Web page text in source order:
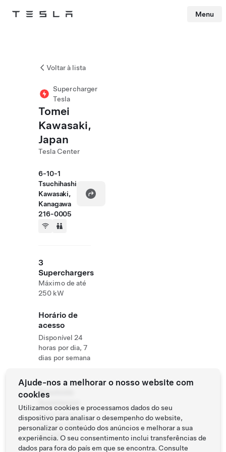
Tesla Menu
Voltar à lista
Supercharger
Tesla
Tomei
Kawasaki,
Japan
Tesla Center
6-10-1
Tsuchihashi
Kawasaki,
Kanagawa
216-0005
3
Superchargers
Máximo de até
250 kW
Horário de
acesso
Disponível 24
horas por dia, 7
dias por semana
Roadside
Tesla Owner
Service:
0120
312 441
Ajude-nos a melhorar o nosso website com
cookies
Utilizamos cookies e processamos dados do seu
dispositivo para analisar o desempenho do website,
personalizar o conteúdo dos anúncios e melhorar a sua
experiência. O seu consentimento inclui transferências de
dados para fora do país em que se encontra. Consulte